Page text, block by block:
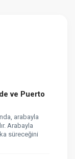
ve Puerto
arabayla
Arabayla
süreceğini